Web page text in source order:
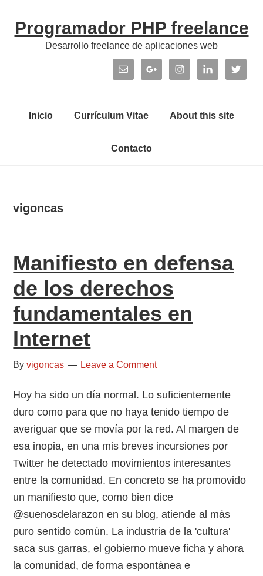
links
Programador PHP freelance
Desarrollo freelance de aplicaciones web
MainInicio Currículum Vitae About this site
Contacto
vigoncas
Manifiesto en defensa
de los derechos
fundamentales en
Internet
Byvigoncas Leave a Comment
Hoy ha sido un día normal. Lo suficientemente
duro como para que no haya tenido tiempo de
averiguar que se movía por la red. Al margen de
esa inopia, en una mis breves incursiones por
Twitter he detectado movimientos interesantes
entre la comunidad. En concreto se ha promovido
un manifiesto que, como bien dice
@suenosdelarazon en su blog, atiende al más
puro sentido común. La industria de la 'cultura'
saca sus garras, el gobierno mueve ficha y ahora
la comunidad, de forma espontánea e